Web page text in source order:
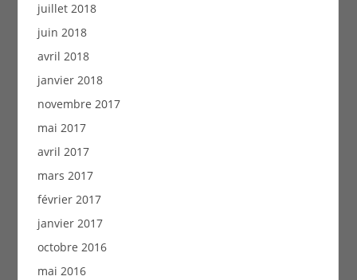
juillet 2018
juin 2018
avril 2018
janvier 2018
novembre 2017
mai 2017
avril 2017
mars 2017
février 2017
janvier 2017
octobre 2016
mai 2016